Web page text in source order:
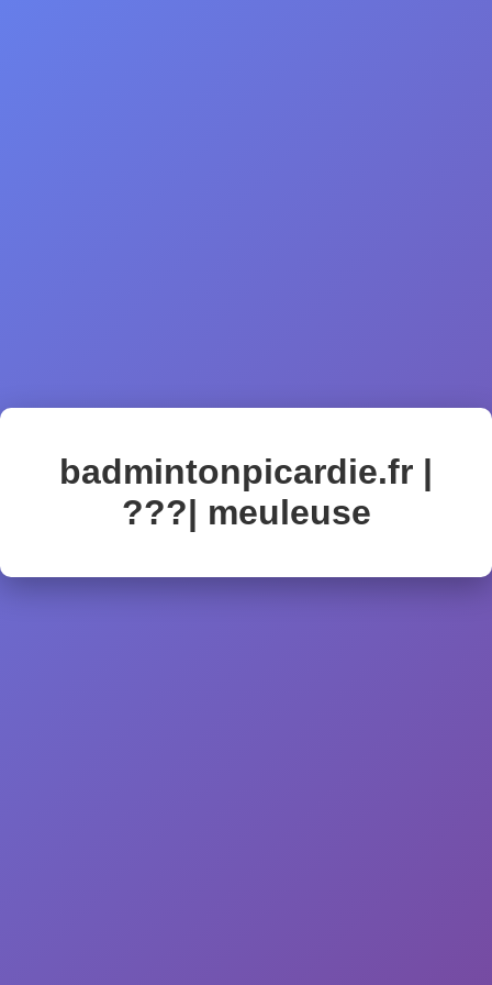
badmintonpicardie.fr |
???| meuleuse